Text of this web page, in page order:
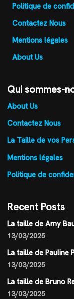
Politique de
Contactez Nous
Mentions légales
About Us
Qui sommes-
About Us
Contactez Nous
La Taille de vos
Mentions légales
Politique de
Recent Posts
La taille de Amy
13/03/2025
La taille de Pauline
13/03/2025
La taille de Bruno
13/03/2025